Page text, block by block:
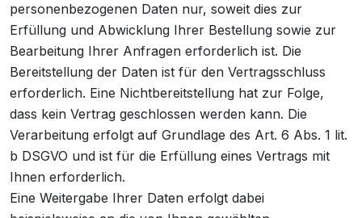
personenbezogenen Daten nur, soweit dies zur
Erfüllung und Abwicklung Ihrer Bestellung sowie zur
Bearbeitung Ihrer Anfragen erforderlich ist. Die
Bereitstellung der Daten ist für den Vertragsschluss
erforderlich. Eine Nichtbereitstellung hat zur Folge,
dass kein Vertrag geschlossen werden kann. Die
Verarbeitung erfolgt auf Grundlage des Art. 6 Abs. 1 lit.
b DSGVO und ist für die Erfüllung eines Vertrags mit
Ihnen erforderlich.
Eine Weitergabe Ihrer Daten erfolgt dabei